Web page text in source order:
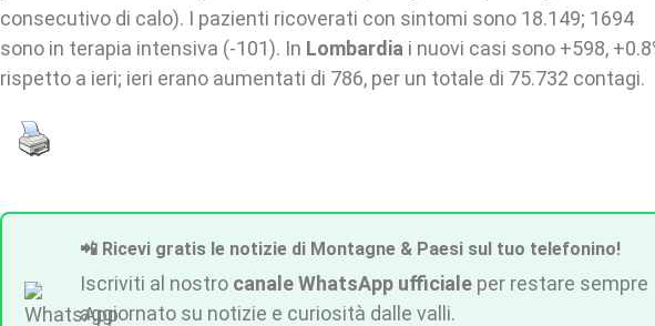
consecutivo di calo). I pazienti ricoverati con sintomi sono 18.149; 1694
sono in terapia intensiva (-101). In Lombardia i nuovi casi sono +598,
rispetto a ieri; ieri erano aumentati di 786, per un totale di 75.732 contagi.
📲 Ricevi gratis le notizie di Montagne & Paesi sul tuo telefonino!
Iscriviti al nostro canale WhatsApp ufficiale per restare sempre
aggiornato su notizie e curiosità dalle valli.